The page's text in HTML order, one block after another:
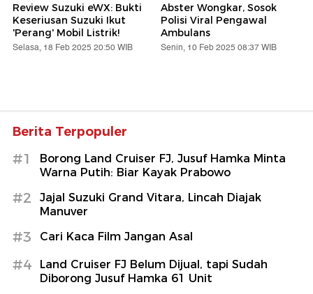
Review Suzuki eWX: Bukti
Keseriusan Suzuki Ikut
'Perang' Mobil Listrik!
Selasa, 18 Feb 2025 20:50 WIB
Abster Wongkar, Sosok
Polisi Viral Pengawal
Ambulans
Senin, 10 Feb 2025 08:37 WIB
Berita Terpopuler
#1
Borong Land Cruiser FJ, Jusuf Hamka Minta
Warna Putih: Biar Kayak Prabowo
#2
Jajal Suzuki Grand Vitara, Lincah Diajak
Manuver
#3 Cari Kaca Film Jangan Asal
#4
Land Cruiser FJ Belum Dijual, tapi Sudah
Diborong Jusuf Hamka 61 Unit